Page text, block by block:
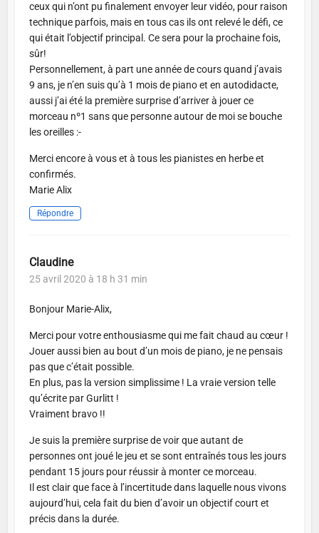
ceux qui n’ont pu finalement envoyer leur vidéo, pour raison
technique parfois, mais en tous cas ils ont relevé le défi, ce
qui était l’objectif principal. Ce sera pour la prochaine fois,
sûr!
Personnellement, à part une année de cours quand j’avais
9 ans, je n’en suis qu’à 1 mois de piano et en autodidacte,
aussi j’ai été la première surprise d’arriver à jouer ce
morceau nº1 sans que personne autour de moi se bouche
les oreilles :-
Merci encore à vous et à tous les pianistes en herbe et
confirmés.
Marie Alix
Répondre
Claudine
25 avril 2020 à 18 h 31 min
Bonjour Marie-Alix,
Merci pour votre enthousiasme qui me fait chaud au cœur !
Jouer aussi bien au bout d’un mois de piano, je ne pensais
pas que c’était possible.
En plus, pas la version simplissime ! La vraie version telle
qu’écrite par Gurlitt !
Vraiment bravo !!
Je suis la première surprise de voir que autant de
personnes ont joué le jeu et se sont entraînés tous les jours
pendant 15 jours pour réussir à monter ce morceau.
Il est clair que face à l’incertitude dans laquelle nous vivons
aujourd’hui, cela fait du bien d’avoir un objectif court et
précis dans la durée.